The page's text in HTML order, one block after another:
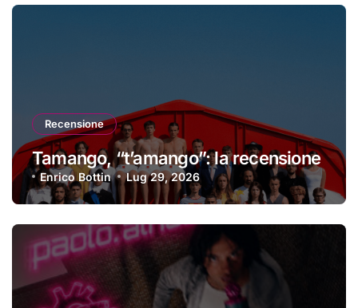
Recensione
Tamango, “t’amango”: la recensione
Enrico Bottin Lug 29, 2026